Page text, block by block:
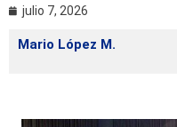
julio 7, 2026
Mario López M.